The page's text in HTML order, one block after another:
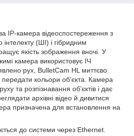
IP-камера відеоспостереження з
(ШІ) і гібридним
якість зображення вночі. У
камера використовує ІЧ
рух, BulletCam HL миттєво
кольори обʼєкта. Камера
та розпізнавання обʼєктів і дає
архівні відео й дивитися
призначена для встановлення на
до системи через Ethernet.